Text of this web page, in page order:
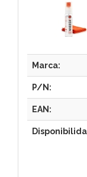
Marca:
P/N:
EAN: